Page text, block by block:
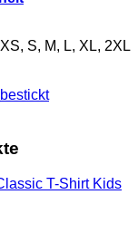
XS, S, M, L, XL, 2XL
bestickt